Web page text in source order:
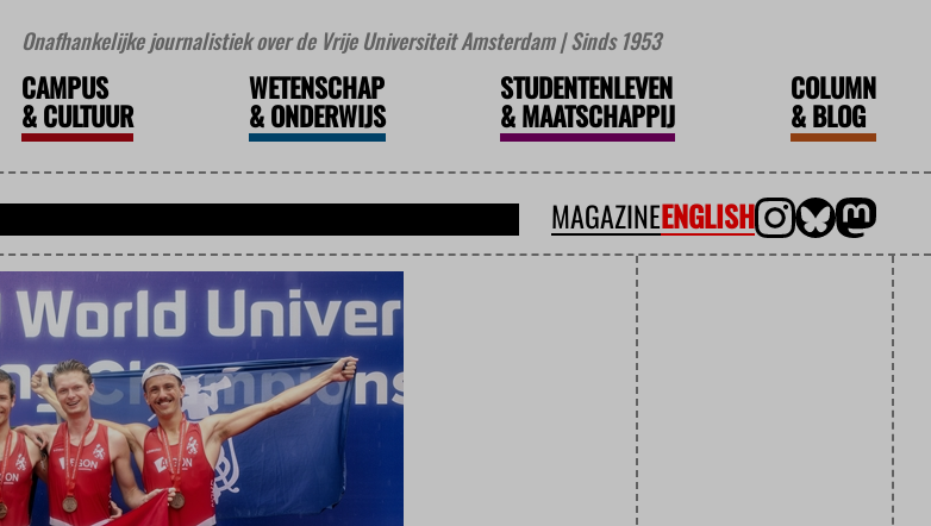
Onafhankelijke journalistiek over de Vrije Universiteit Amsterdam | Sinds 1953
CAMPUS
&CULTUUR
WETENSCHAP
&ONDERWIJS
STUDENTENLEVEN
&MAATSCHAPPIJ
COLUMN
&BLOG
MAGAZINEENGLISH